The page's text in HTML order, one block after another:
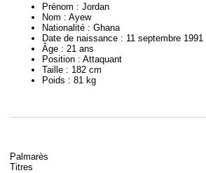
Prénom : Jordan
Nom : Ayew
Nationalité : Ghana
Date de naissance : 11 septembre 1991
Âge : 21 ans
Position : Attaquant
Taille : 182 cm
Poids : 81 kg
Palmarès
Titres